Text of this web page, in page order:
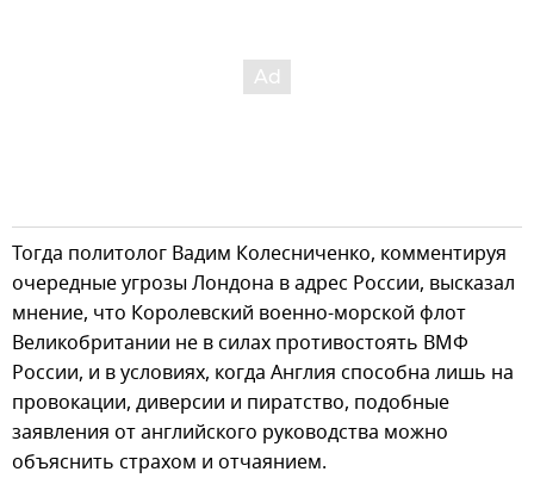
Тогда политолог Вадим Колесниченко, комментируя
очередные угрозы Лондона в адрес России, высказал
мнение, что Королевский военно-морской флот
Великобритании не в силах противостоять ВМФ
России, и в условиях, когда Англия способна лишь на
провокации, диверсии и пиратство, подобные
заявления от английского руководства можно
объяснить страхом и отчаянием.